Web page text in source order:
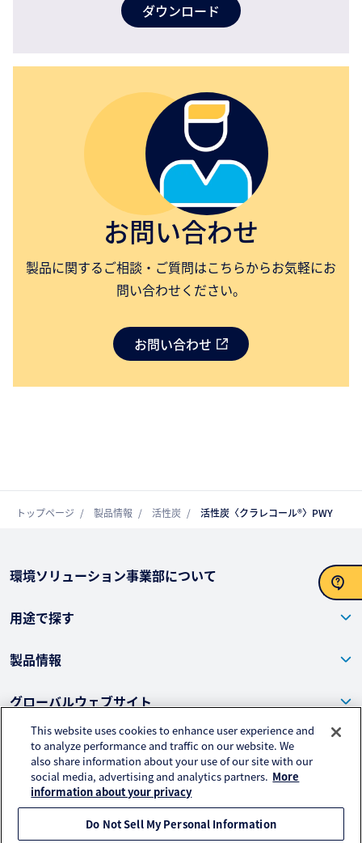
ダウンロード
お問い合わせ
製品に関するご相談・ご質問はこちらからお気軽にお
問い合わせください。
お問い合わせ
トップページ 製品情報 活性炭 活性炭〈クラレコール®〉PWY
環境ソリューション事業部について
用途で探す
製品情報
グローバルウェブサイト
カタログ・導入事例
イベント・ニュース
This website uses cookies to enhance user experience and
to analyze performance and traffic on our website. We
also share information about your use of our site with our
social media, advertising and analytics partners. More
information about your privacy
Do Not Sell My Personal Information